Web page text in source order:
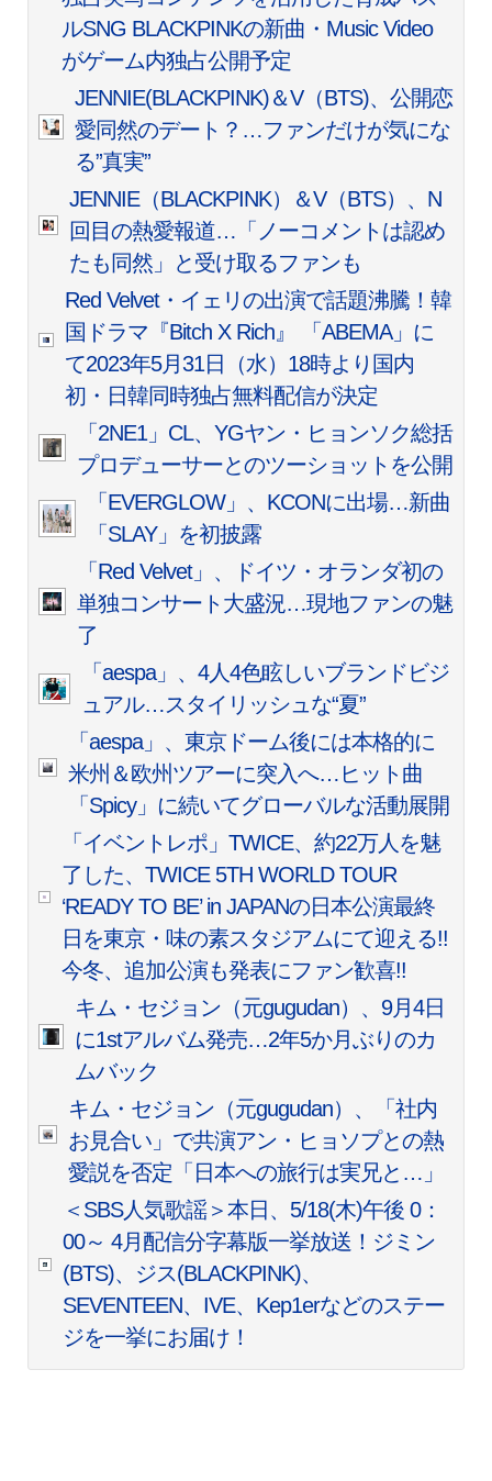
ルSNG BLACKPINKの新曲・Music Video
がゲーム内独占公開予定
JENNIE(BLACKPINK)＆V（BTS)、公開恋
愛同然のデート？…ファンだけが気にな
る”真実”
JENNIE（BLACKPINK）＆V（BTS）、N
回目の熱愛報道…「ノーコメントは認め
たも同然」と受け取るファンも
Red Velvet・イェリの出演で話題沸騰！韓
国ドラマ『Bitch X Rich』 「ABEMA」に
て2023年5月31日（水）18時より国内
初・日韓同時独占無料配信が決定
「2NE1」CL、YGヤン・ヒョンソク総括
プロデューサーとのツーショットを公開
「EVERGLOW」、KCONに出場…新曲
「SLAY」を初披露
「Red Velvet」、ドイツ・オランダ初の
単独コンサート大盛況…現地ファンの魅
了
「aespa」、4人4色眩しいブランドビジ
ュアル…スタイリッシュな“夏”
「aespa」、東京ドーム後には本格的に
米州＆欧州ツアーに突入へ…ヒット曲
「Spicy」に続いてグローバルな活動展開
「イベントレポ」TWICE、約22万人を魅
了した、TWICE 5TH WORLD TOUR
‘READY TO BE’ in JAPANの日本公演最終
日を東京・味の素スタジアムにて迎える!!
今冬、追加公演も発表にファン歓喜!!
キム・セジョン（元gugudan）、9月4日
に1stアルバム発売…2年5か月ぶりのカ
ムバック
キム・セジョン（元gugudan）、「社内
お見合い」で共演アン・ヒョソプとの熱
愛説を否定「日本への旅行は実兄と…」
＜SBS人気歌謡＞本日、5/18(木)午後 0：
00～ 4月配信分字幕版一挙放送！ジミン
(BTS)、ジス(BLACKPINK)、
SEVENTEEN、IVE、Kep1erなどのステー
ジを一挙にお届け！